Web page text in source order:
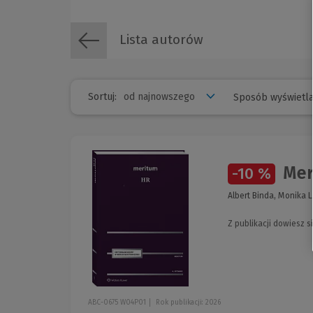
Lista autorów
Sortuj: Sposób
-10 %
Albert Binda, Monika
Z publikacji dowiesz
ABC-0675 W04P01 Rok publikacji: 2026